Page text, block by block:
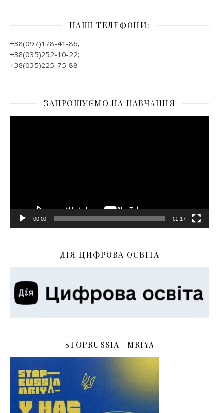
НАШІ ТЕЛЕФОНИ:
+38(097)178-41-86;
+38(035)252-10-22;
+38(035)225-75-88
ЗАПРОШУЄМО НА НАВЧАННЯ
00:00 01:17
ДІЯ ЦИФРОВА ОСВІТА
STOPRUSSIA | MRIYA